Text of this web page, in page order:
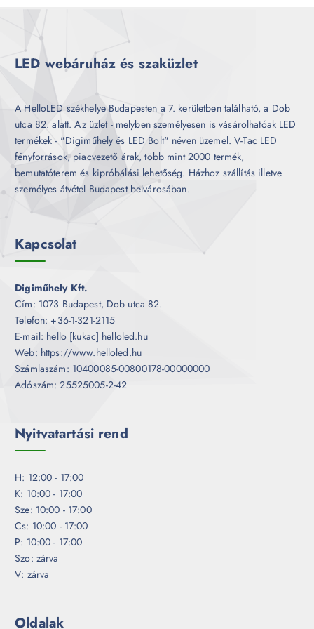
LED webáruház és szaküzlet
A HelloLED székhelye Budapesten a 7. kerületben található, a Dob
utca 82. alatt. Az üzlet - melyben személyesen is vásárolhatóak LED
termékek - "Digiműhely és LED Bolt" néven üzemel. V-Tac LED
fényforrások, piacvezető árak, több mint 2000 termék,
bemutatóterem és kipróbálási lehetőség. Házhoz szállítás illetve
személyes átvétel Budapest belvárosában.
Kapcsolat
Digiműhely Kft.
Cím: 1073 Budapest, Dob utca 82.
Telefon: +36-1-321-2115
E-mail: hello [kukac] helloled.hu
Web: https://www.helloled.hu
Számlaszám: 10400085-00800178-00000000
Adószám: 25525005-2-42
Nyitvatartási rend
H: 12:00 - 17:00
K: 10:00 - 17:00
Sze: 10:00 - 17:00
Cs: 10:00 - 17:00
P: 10:00 - 17:00
Szo: zárva
V: zárva
Oldalak